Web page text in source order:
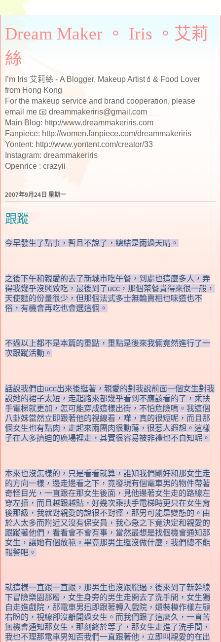
Dream Maker 。 Iris 。艾莉
絲
I’m Iris 艾莉絲 - A Blogger, Makeup Artist💄& Food Lover
from Hong Kong
For the makeup service and brand cooperation, please
email me 📧 dreammakeriris@gmail.com
Main Blog: http://www.dreammakeriris.com
Fanpiece: http://women.fanpiece.com/dreammakeriris
Yontent: http://www.yontent.com/creator/33
Instagram: dreammakeriris
Openrice : crazyii
2007年9月24日 星期一
跟蹤
今早發生了點事，暫且不說了，總結是雨過天晴。
之後下午和親愛的去了新城市吃午餐，到處也這麼多人，弄
得我幾乎沒興致吃，最後到了ucc，那個茶餐貴得來很一般，
天使麵的份量很少，但那個法式多士無輪賣相也味道也不
俗，有機會再吃也會選這個。
不過以上都不是本篇的重點，重點是後來我倆竟然進行了一
次跟蹤活動。
話說我們由ucc出來後逛著，親愛的對我說前面一個女生對我
說她的裙子太短，走起路來都幾乎看到不應該看的了，乘扶
手電梯就更加，怎可能穿成這樣出街，不怕危險嗎。我這個
八卦妹當然立即跟著他的視線看，嘩，真的很短呢，而且那
個女生也有點肉，走起來兩團肉很動蕩，很惹人遐想。這樣
子在人多擠迫的廣場裡走，其實很容易被非禮也不自知呢。
本來也沒怎樣的，只是看看就算，誰知我們剛好和那女生走
的方向一樣，邊走邊看之下，竟發現有個電車男的物件帶著
奇怪目光，一直跟在那女生後面，見他邊著女生走的路線左
穿左插，而且越跟越貼，好幾次乘扶手電梯時更只在女生背
後那級，我就對親愛的說很不對徑，那男可能是變態的。由
於人太多而附近又沒有保安員，我心急之下竟決定和親愛的
跟蹤著他們，看看會不會有事，當然最想是找個機會通知那
女生，讓她有個放範。畢竟那男生還沒做什麼，我們總不能
報警吧。
就這樣一直跟一直跟，那男生也沒跟脫過，後來到了新幹線
下冒險樂園那層，女生身旁的男生走開去了洗手間，女生獨
自走進戲院，那電車男迅即跟著轉入戲院，還裝模作樣左顧
右盼的，視線卻沒離開過女生。而我們跟了這麼久，一直苦
無機會通知那女生，那刻終於等了，那女生走進了洗手間，
我也不理那電車男知否我們一直跟著他，立即叫親愛的在出